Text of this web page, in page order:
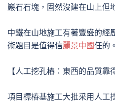
巖石石塊，固然沒建在山上但
中鐵在山地施工有著豐盛的經
術題目是值得信麗景中國任的。
【人工挖孔樁：東西的品質靠
項目標樁基施工大批采用人工